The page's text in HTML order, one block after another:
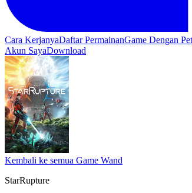
Cara KerjanyaDaftar PermainanGame Dengan
Akun SayaDownload
Kembali ke semua Game Wand
StarRupture